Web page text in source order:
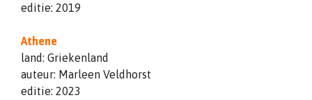
editie: 2019
Athene
land: Griekenland
auteur: Marleen Veldhorst
editie: 2023